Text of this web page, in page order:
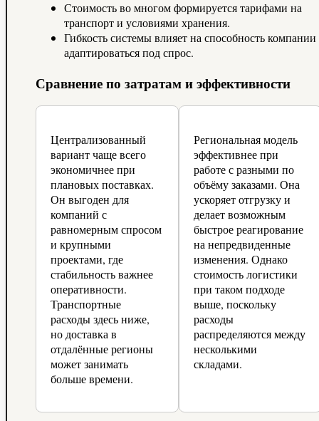
Стоимость во многом формируется тарифами на
транспорт и условиями хранения.
Гибкость системы влияет на способность компании
адаптироваться под спрос.
Сравнение по затратам и эффективности
Централизованный
вариант чаще всего
экономичнее при
плановых поставках.
Он выгоден для
компаний с
равномерным спросом
и крупными
проектами, где
стабильность важнее
оперативности.
Транспортные
расходы здесь ниже,
но доставка в
отдалённые регионы
может занимать
больше времени.
Региональная модель
эффективнее при
работе с разными по
объёму заказами. Она
ускоряет отгрузку и
делает возможным
быстрое реагирование
на непредвиденные
изменения. Однако
стоимость логистики
при таком подходе
выше, поскольку
расходы
распределяются между
несколькими
складами.